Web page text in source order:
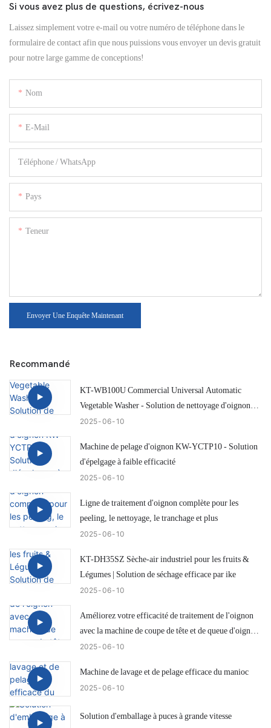
Si vous avez plus de questions, écrivez-nous
Laissez simplement votre e-mail ou votre numéro de téléphone dans le
formulaire de contact afin que nous puissions vous envoyer un devis gratuit
pour notre large gamme de conceptions!
Nom
E-Mail
Téléphone / WhatsApp
Pays
Teneur
Envoyer Une Enquête Maintenant
Recommandé
KT-WB100U Commercial Universal Automatic
Vegetable Washer - Solution de nettoyage d'oignon
efficace et intelligente
2025 06 10
Machine de pelage d'oignon KW-YCTP10 - Solution
d'épelgage à faible efficacité
2025 06 10
Ligne de traitement d'oignon complète pour les
peeling, le nettoyage, le tranchage et plus
2025 06 10
KT-DH35SZ Sèche-air industriel pour les fruits &
Légumes | Solution de séchage efficace par ike
2025 06 10
Améliorez votre efficacité de traitement de l'oignon
avec la machine de coupe de tête et de queue d'oignon
IKE KW-QG500
2025 06 10
Machine de lavage et de pelage efficace du manioc
2025 06 10
Solution d'emballage à puces à grande vitesse